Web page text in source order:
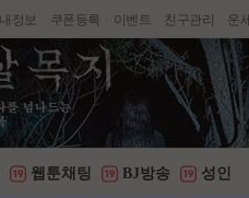
내정보 쿠폰등록 이벤트 친구관리 운세
웹툰채팅 BJ방송 성인